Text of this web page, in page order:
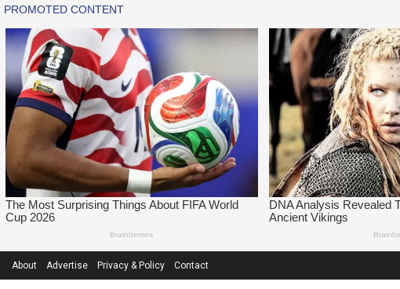
About Advertise Privacy & Policy Contact